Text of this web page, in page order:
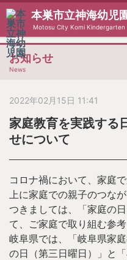
本巣市立神海幼児
Motosu City Komi Kindergarten
お知らせ
News
2022年02月15日 11:41
家庭教育を実践する
せについて
コロナ禍において、家庭
上に家庭での親子のつな
つきましては、「家庭の
て、ご家庭で取り組む参考
岐阜県では、「岐阜県家
の日（第三日曜日）」と